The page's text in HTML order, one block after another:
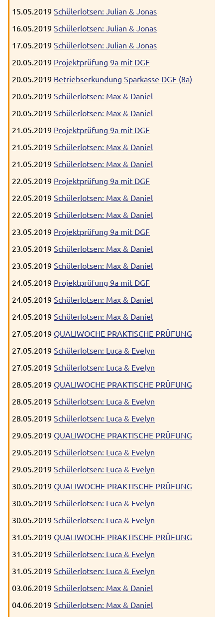
15.05.2019 Schülerlotsen: Julian & Jonas
16.05.2019 Schülerlotsen: Julian & Jonas
17.05.2019 Schülerlotsen: Julian & Jonas
20.05.2019 Projektprüfung 9a mit DGF
20.05.2019 Betriebserkundung Sparkasse DGF (8a)
20.05.2019 Schülerlotsen: Max & Daniel
20.05.2019 Schülerlotsen: Max & Daniel
21.05.2019 Projektprüfung 9a mit DGF
21.05.2019 Schülerlotsen: Max & Daniel
21.05.2019 Schülerlotsen: Max & Daniel
22.05.2019 Projektprüfung 9a mit DGF
22.05.2019 Schülerlotsen: Max & Daniel
22.05.2019 Schülerlotsen: Max & Daniel
23.05.2019 Projektprüfung 9a mit DGF
23.05.2019 Schülerlotsen: Max & Daniel
23.05.2019 Schülerlotsen: Max & Daniel
24.05.2019 Projektprüfung 9a mit DGF
24.05.2019 Schülerlotsen: Max & Daniel
24.05.2019 Schülerlotsen: Max & Daniel
27.05.2019 QUALIWOCHE PRAKTISCHE PRÜFUNG
27.05.2019 Schülerlotsen: Luca & Evelyn
27.05.2019 Schülerlotsen: Luca & Evelyn
28.05.2019 QUALIWOCHE PRAKTISCHE PRÜFUNG
28.05.2019 Schülerlotsen: Luca & Evelyn
28.05.2019 Schülerlotsen: Luca & Evelyn
29.05.2019 QUALIWOCHE PRAKTISCHE PRÜFUNG
29.05.2019 Schülerlotsen: Luca & Evelyn
29.05.2019 Schülerlotsen: Luca & Evelyn
30.05.2019 QUALIWOCHE PRAKTISCHE PRÜFUNG
30.05.2019 Schülerlotsen: Luca & Evelyn
30.05.2019 Schülerlotsen: Luca & Evelyn
31.05.2019 QUALIWOCHE PRAKTISCHE PRÜFUNG
31.05.2019 Schülerlotsen: Luca & Evelyn
31.05.2019 Schülerlotsen: Luca & Evelyn
03.06.2019 Schülerlotsen: Max & Daniel
04.06.2019 Schülerlotsen: Max & Daniel